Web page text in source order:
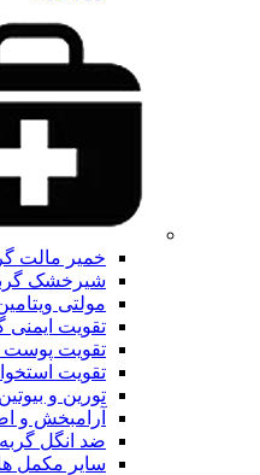
خمیر مالت
شیرخشک
مولتی
تقویت ایمنی
تقویت پوست
تقویت
تورین و بیوتین
آرامبخش و
ضد انگل گربه
سایر مکمل